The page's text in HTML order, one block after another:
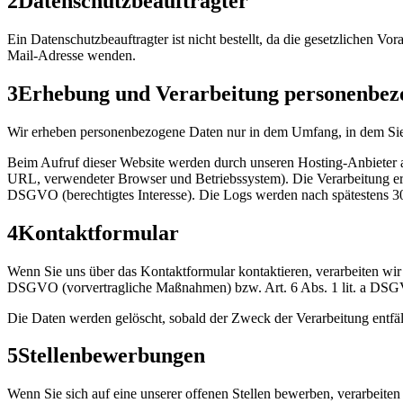
Ein Datenschutzbeauftragter ist nicht bestellt, da die gesetzlichen
Mail-Adresse wenden.
3Erhebung und Verarbeitung
Wir erheben personenbezogene Daten nur in dem Umfang, in dem
Beim Aufruf dieser Website werden durch unseren Hosting-
URL, verwendeter Browser und Betriebssystem). Die Verarbeitung
DSGVO (berechtigtes Interesse). Die Logs werden nach spätestens
4Kontaktformular
Wenn Sie uns über das Kontaktformular kontaktieren, verarbeiten
DSGVO (vorvertragliche Maßnahmen) bzw. Art. 6 Abs. 1 lit. a
Die Daten werden gelöscht, sobald der Zweck der Verarbeitung
5Stellenbewerbungen
Wenn Sie sich auf eine unserer offenen Stellen bewerben,